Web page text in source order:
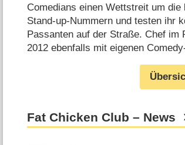
Comedians einen Wettstreit um
Stand-up-Nummern und testen ihr
Passanten auf der Straße. Chef im
2012 ebenfalls mit eigenen
Fat Chicken Club – News